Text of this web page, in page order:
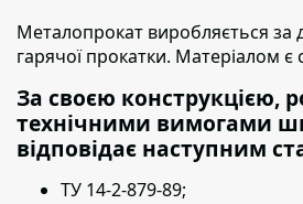
Металопрокат виробляється
гарячої прокатки. Матеріалом є
За своєю конструкцією,
технічними вимогами
відповідає наступним
ТУ 14-2-879-89;